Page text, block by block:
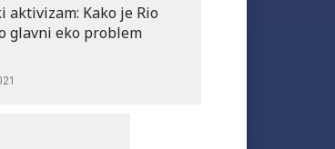
aktivizam: Kako je Rio
glavni eko problem